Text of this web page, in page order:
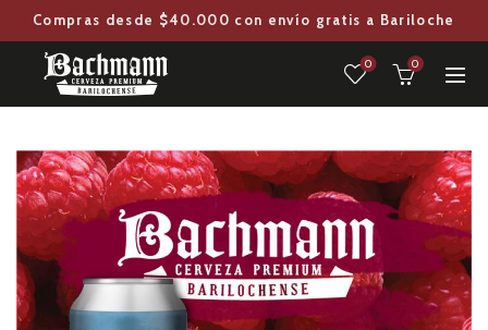
Compras desde $40.000 con envío gratis a Bariloche
0 0